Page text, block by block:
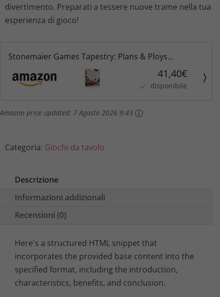
divertimento. Preparati a tessere nuove trame nella tua
esperienza di gioco!
Stonemaier Games Tapestry: Plans & Ploys
Expansion - Gioco da Tavolo di strategia per 1-5
Giocatori
41,40€
disponibile
Amazon price updated: 7 Agosto 2026 9:43
Categoria: Giochi da tavolo
Descrizione
Informazioni addizionali
Recensioni (0)
Here's a structured HTML snippet that
incorporates the provided base content into the
specified format, including the introduction,
characteristics, benefits, and conclusion.